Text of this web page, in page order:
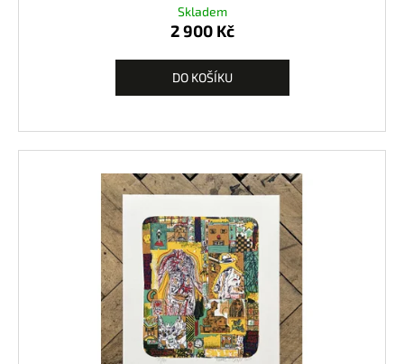
Skladem
2 900 Kč
DO KOŠÍKU